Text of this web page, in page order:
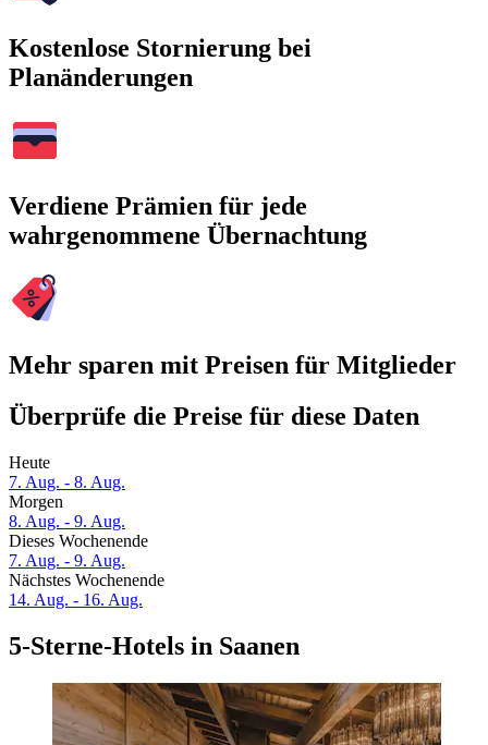
Kostenlose Stornierung bei
Planänderungen
Verdiene Prämien für jede
wahrgenommene Übernachtung
Mehr sparen mit Preisen für Mitglieder
Überprüfe die Preise für diese Daten
Heute
7. Aug. - 8. Aug.
Morgen
8. Aug. - 9. Aug.
Dieses Wochenende
7. Aug. - 9. Aug.
Nächstes Wochenende
14. Aug. - 16. Aug.
5-Sterne-Hotels in Saanen